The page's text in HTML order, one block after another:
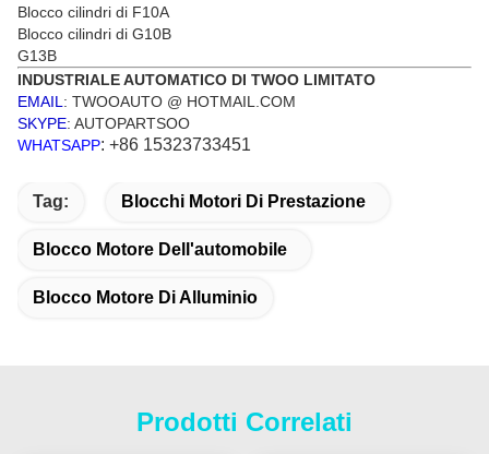
Blocco cilindri di F10A
Blocco cilindri di G10B
G13B
INDUSTRIALE AUTOMATICO DI TWOO LIMITATO
EMAIL : TWOOAUTO @ HOTMAIL.COM
SKYPE: AUTOPARTSOO
WHATSAPP: +86 15323733451
Tag: Blocchi Motori Di Prestazione
Blocco Motore Dell'automobile
Blocco Motore Di Alluminio
Prodotti Correlati